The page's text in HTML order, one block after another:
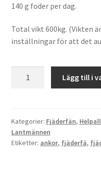
140 g foder per dag.
Total vikt 600kg. (Vikten
inställningar för att det
frakt
mängd
Lägg till i
Kategorier: Fjäderfän,
Lantmännen
Etiketter: ankor, fjäderfä,